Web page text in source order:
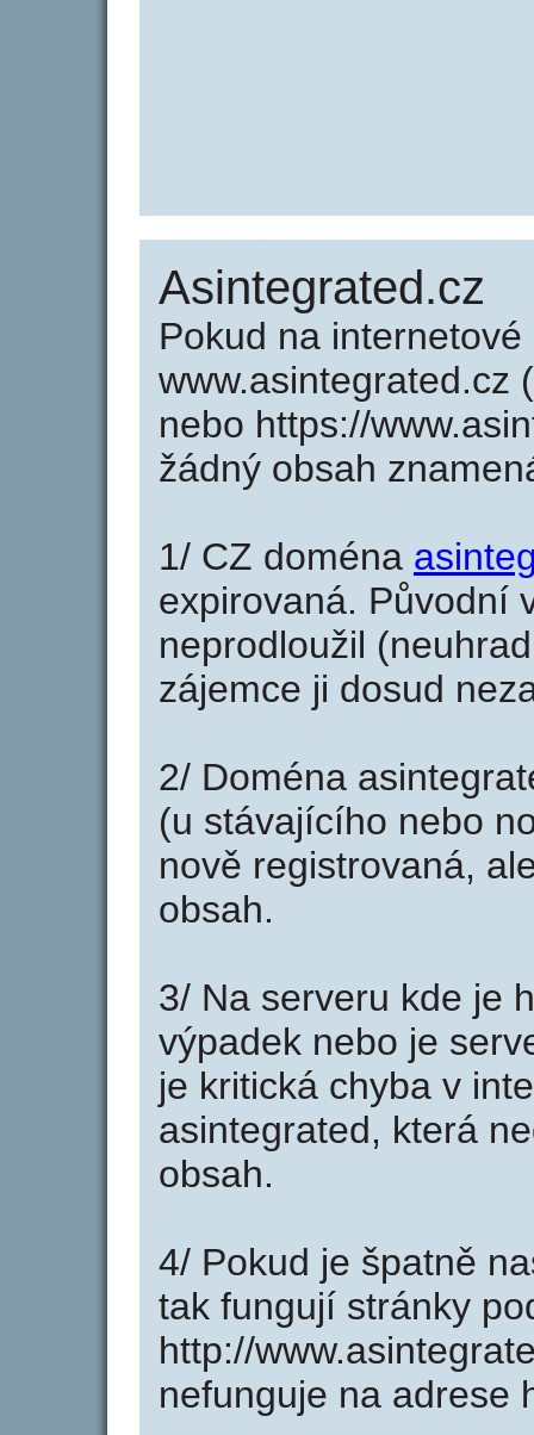
Asintegrated.cz
Pokud na internetové
www.asintegrated.cz
nebo https://
žádný obsah
1/ CZ doména
expirovaná. Původní
neprodloužil
zájemce ji dosud
2/ Doména
(u stávajícího nebo
nově registrovaná,
obsah.
3/ Na serveru kde je
výpadek nebo je
je kritická chyba v
asintegrated, která
obsah.
4/ Pokud je špatně
tak fungují stránky
http://
nefunguje na adrese